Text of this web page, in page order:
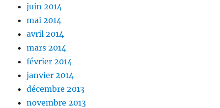
juin 2014
mai 2014
avril 2014
mars 2014
février 2014
janvier 2014
décembre 2013
novembre 2013